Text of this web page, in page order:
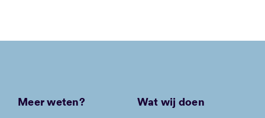
Meer weten? Wat wij doen